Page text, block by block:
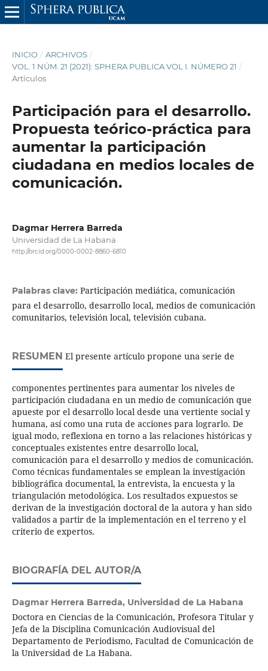
INICIO / ARCHIVOS /
VOL. 1 NÚM. 21 (2021): SPHERA PUBLICA VOL I. NÚMERO 21 /
Artículos
Participación para el desarrollo.
Propuesta teórico-práctica para
aumentar la participación
ciudadana en medios locales de
comunicación.
Dagmar Herrera Barreda
Universidad de La Habana
http://orcid.org/0000-0002-8860-6810
Palabras clave: Participación mediática, comunicación
para el desarrollo, desarrollo local, medios de comunicación
comunitarios, televisión local, televisión cubana.
RESUMEN El presente artículo propone una serie de
componentes pertinentes para aumentar los niveles de
participación ciudadana en un medio de comunicación que
apueste por el desarrollo local desde una vertiente social y
humana, así como una ruta de acciones para lograrlo. De
igual modo, reflexiona en torno a las relaciones históricas y
conceptuales existentes entre desarrollo local,
comunicación para el desarrollo y medios de comunicación.
Como técnicas fundamentales se emplean la investigación
bibliográfica documental, la entrevista, la encuesta y la
triangulación metodológica. Los resultados expuestos se
derivan de la investigación doctoral de la autora y han sido
validados a partir de la implementación en el terreno y el
criterio de expertos.
BIOGRAFÍA DEL AUTOR/A
Dagmar Herrera Barreda, Universidad de La Habana
Doctora en Ciencias de la Comunicación, Profesora Titular y
Jefa de la Disciplina Comunicación Audiovisual del
Departamento de Periodismo, Facultad de Comunicación de
la Universidad de La Habana.